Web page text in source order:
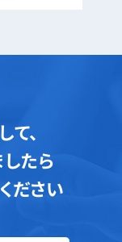
、
たら
ださい